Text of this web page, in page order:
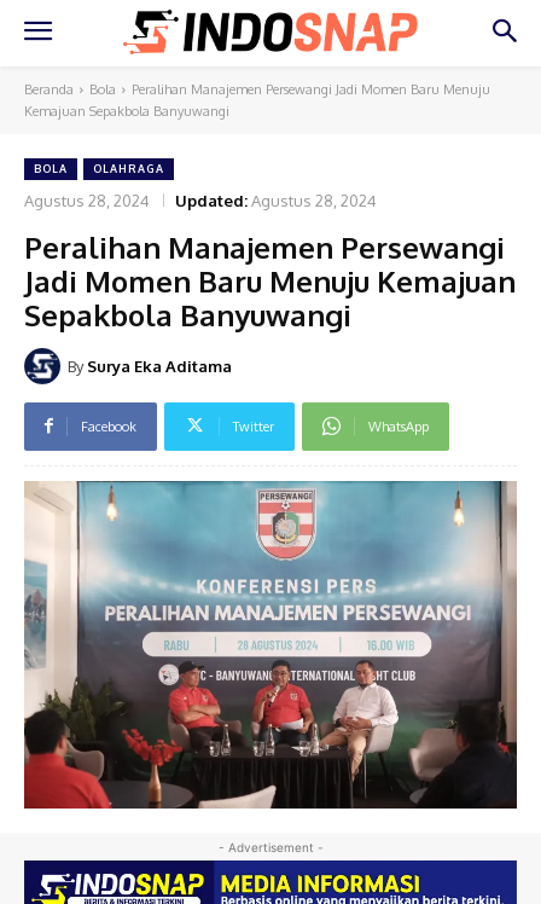
Beranda Bola
Peralihan Manajemen Persewangi Jadi Momen Baru Menuju
Kemajuan Sepakbola Banyuwangi
BOLA OLAHRAGA
Agustus 28, 2024 Updated:Agustus 28, 2024
Peralihan Manajemen Persewangi
Jadi Momen Baru Menuju Kemajuan
Sepakbola Banyuwangi
By Surya Eka Aditama
Facebook Twitter WhatsApp
- Advertisement -